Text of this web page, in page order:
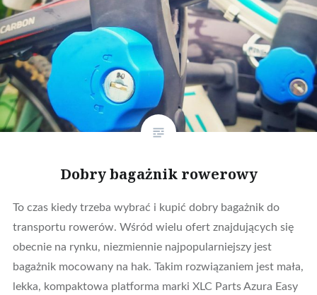
Dobry bagażnik rowerowy
To czas kiedy trzeba wybrać i kupić dobry bagażnik do
transportu rowerów. Wśród wielu ofert znajdujących się
obecnie na rynku, niezmiennie najpopularniejszy jest
bagażnik mocowany na hak. Takim rozwiązaniem jest mała,
lekka, kompaktowa platforma marki XLC Parts Azura Easy